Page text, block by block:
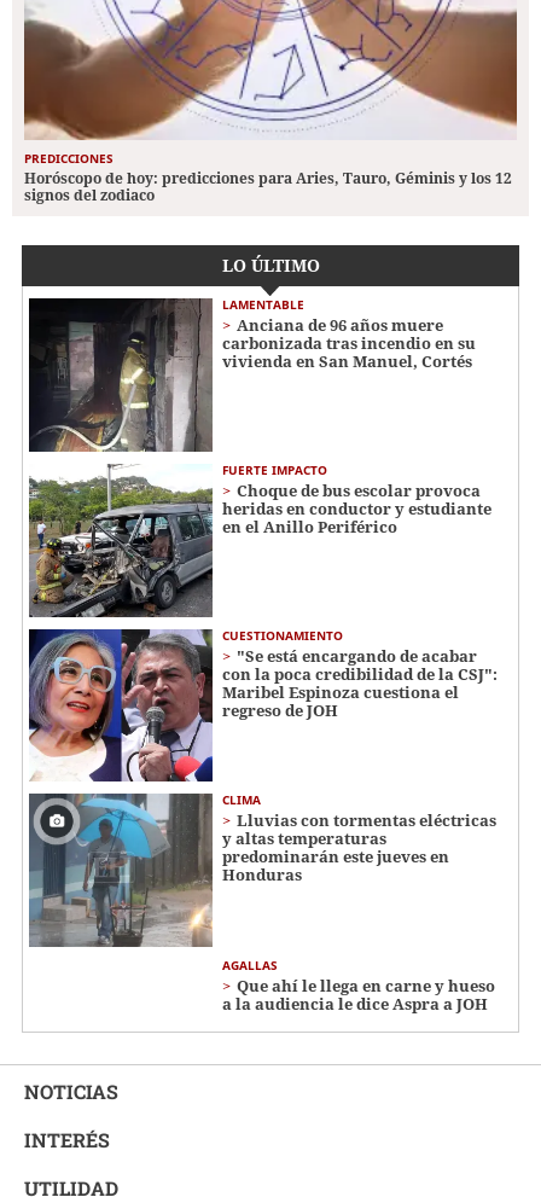
PREDICCIONES
Horóscopo de hoy: predicciones para Aries, Tauro, Géminis y los 12
signos del zodiaco
LO ÚLTIMO
LAMENTABLE
Anciana de 96 años muere
carbonizada tras incendio en su
vivienda en San Manuel, Cortés
FUERTE IMPACTO
Choque de bus escolar provoca
heridas en conductor y estudiante
en el Anillo Periférico
CUESTIONAMIENTO
"Se está encargando de acabar
con la poca credibilidad de la CSJ":
Maribel Espinoza cuestiona el
regreso de JOH
CLIMA
Lluvias con tormentas eléctricas
y altas temperaturas
predominarán este jueves en
Honduras
AGALLAS
Que ahí le llega en carne y hueso
a la audiencia le dice Aspra a JOH
NOTICIAS
INTERÉS
UTILIDAD